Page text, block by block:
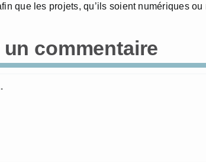
que les projets, qu’ils soient numériques
commentaire